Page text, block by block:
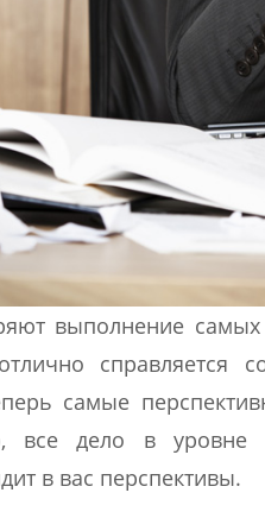
выполнение
справляется
самые
все дело в уровне
в вас перспективы.